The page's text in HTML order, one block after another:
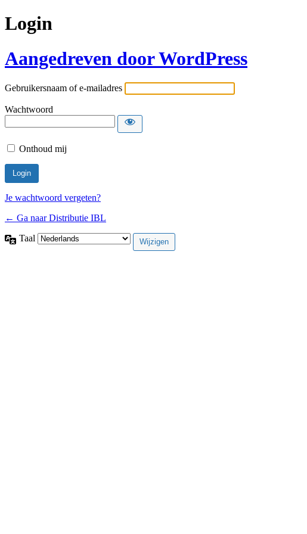
Login
Aangedreven door WordPress
Gebruikersnaam of e-mailadres
Wachtwoord
Onthoud mij
Je wachtwoord vergeten?
← Ga naar Distributie IBL
Taal